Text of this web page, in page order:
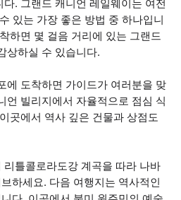
. 그랜드 캐니언 레일웨이는 여전
있는 가장 좋은 방법 중 하나입니
하면 몇 걸음 거리에 있는 그랜드
상하실 수 있습니다.
에 도착하면 가이드가 여러분을 맞
언 빌리지에서 자율적으로 점심 식
곳에서 역사 깊은 건물과 상점도
틀콜로라도강 계곡을 따라 나바
하세요. 다음 여행지는 역사적인